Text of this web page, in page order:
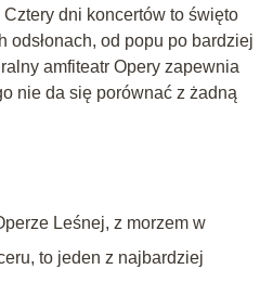
dni koncertów to święto
odsłonach, od popu po bardziej
amfiteatr Opery zapewnia
nie da się porównać z żadną
Leśnej, z morzem w
to jeden z najbardziej